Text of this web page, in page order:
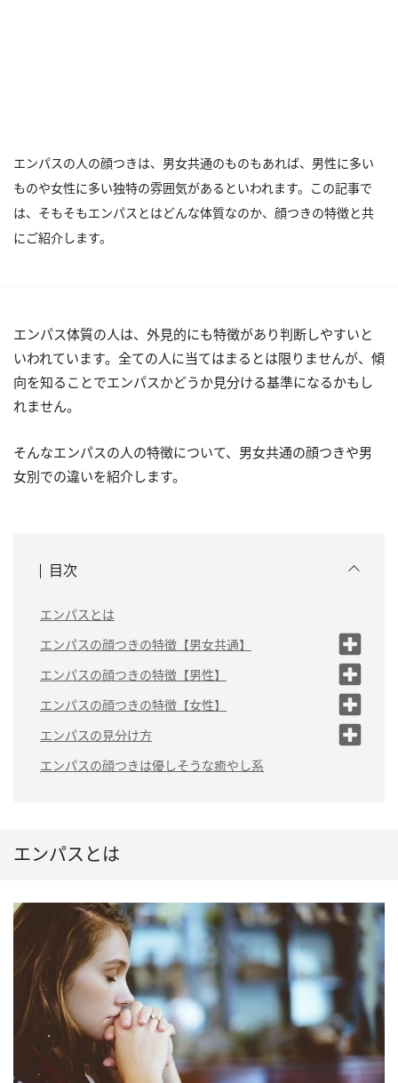
エンパスの人の顔つきは、男女共通のものもあれば、男性に多い
ものや女性に多い独特の雰囲気があるといわれます。この記事で
は、そもそもエンパスとはどんな体質なのか、顔つきの特徴と共
にご紹介します。
エンパス体質の人は、外見的にも特徴があり判断しやすいと
いわれています。全ての人に当てはまるとは限りませんが、傾
向を知ることでエンパスかどうか見分ける基準になるかもし
れません。
そんなエンパスの人の特徴について、男女共通の顔つきや男
女別での違いを紹介します。
目次
エンパスとは
エンパスの顔つきの特徴【男女共通】
（1）いつも目元が笑って
いる
（2）笑顔が多い
（3）顔のパーツが中央寄
エンパスの顔つきの特徴【男性】
（1）童顔の印象が
ある
（2）顔の彫りが浅
エンパスの顔つきの特徴【女性】
（1）丸みのある輪郭をして
いる
（2）ナチュラルメイクが多
エンパスの見分け方
（1）癒やし系の雰囲気を持っている
（4）分かりやすい表情
崩す
エンパスの顔つきは優しそうな癒やし系
エンパスとは